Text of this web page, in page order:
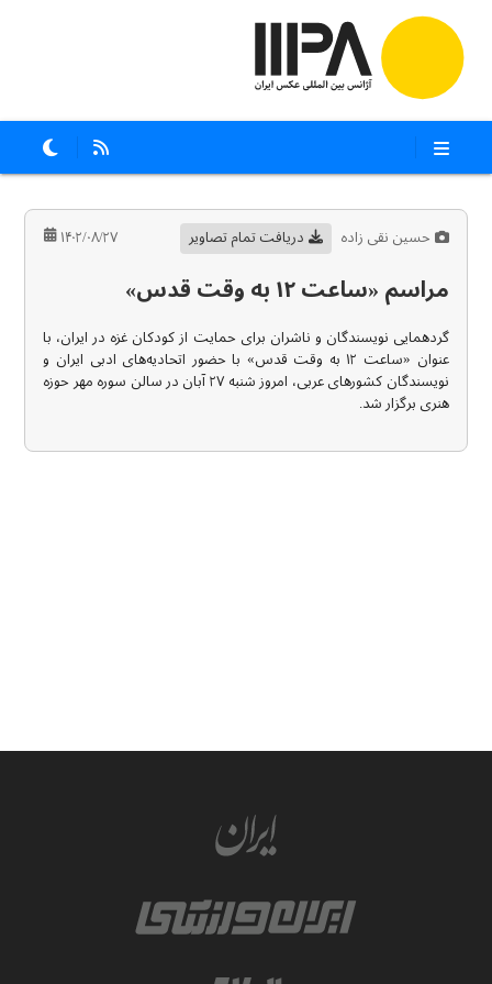
حسین نقی زاده دریافت تمام تصاویر ۱۴۰۲/۰۸/۲۷
مراسم «ساعت ۱۲ به وقت قدس»
گردهمایی نویسندگان و ناشران برای حمایت از کودکان غزه در ایران، با
عنوان «ساعت ۱۲ به وقت قدس» با حضور اتحادیه‌های ادبی ایران و
نویسندگان کشورهای عربی، امروز شنبه ۲۷ آبان در سالن سوره مهر حوزه
هنری برگزار شد.